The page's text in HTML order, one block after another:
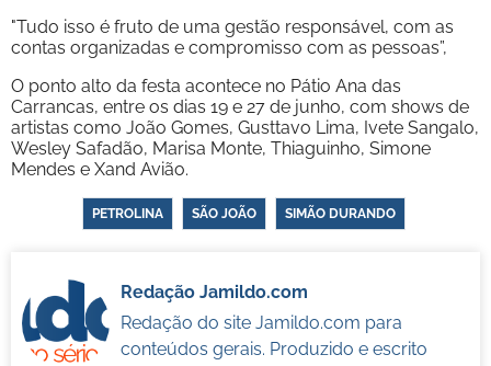
"Tudo isso é fruto de uma gestão responsável, com as
contas organizadas e compromisso com as pessoas”,
O ponto alto da festa acontece no Pátio Ana das
Carrancas, entre os dias 19 e 27 de junho, com shows de
artistas como João Gomes, Gusttavo Lima, Ivete Sangalo,
Wesley Safadão, Marisa Monte, Thiaguinho, Simone
Mendes e Xand Avião.
PETROLINA SÃO JOÃO SIMÃO DURANDO
Redação Jamildo.com
Redação do site Jamildo.com para
conteúdos gerais. Produzido e escrito